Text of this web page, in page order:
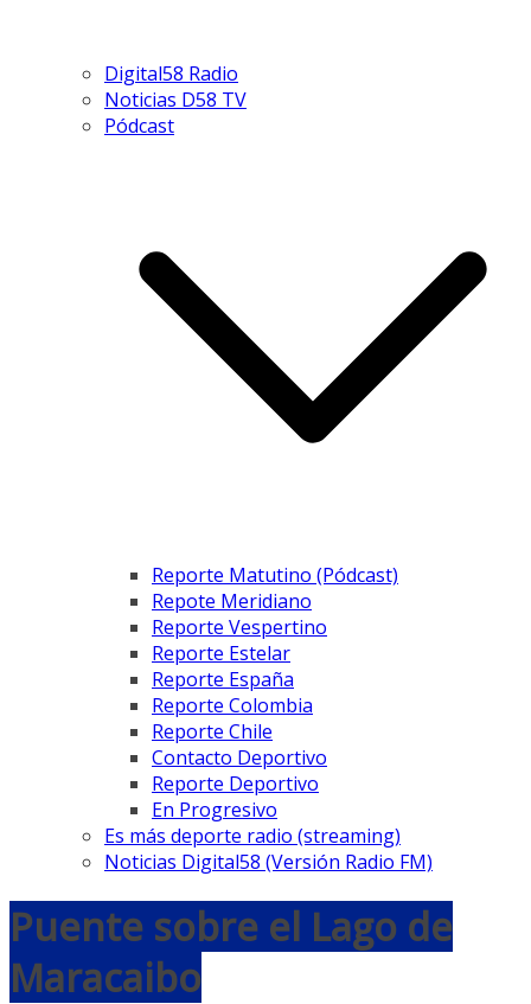
Digital58 Radio
Noticias D58 TV
Pódcast
Reporte Matutino (Pódcast)
Repote Meridiano
Reporte Vespertino
Reporte Estelar
Reporte España
Reporte Colombia
Reporte Chile
Contacto Deportivo
Reporte Deportivo
En Progresivo
Es más deporte radio (streaming)
Noticias Digital58 (Versión Radio FM)
Puente sobre el Lago de
Maracaibo